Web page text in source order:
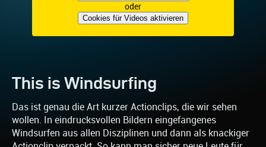
oder
Cookies für Videos aktivieren
This is Windsurfing
Das ist genau die Art kurzer Actionclips, die wir sehen
wollen. In eindrucksvollen Bildern eingefangenes
Windsurfen aus allen Disziplinen und dann als knackiger